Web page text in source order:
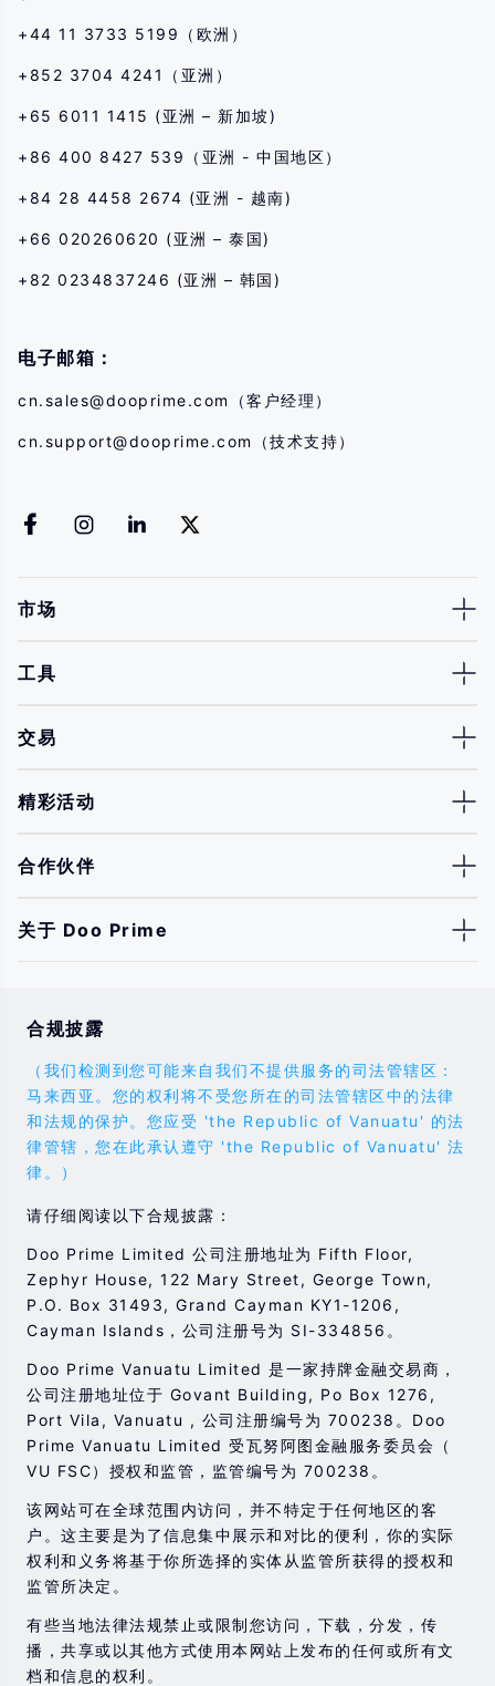
+44 11 3733 5199（欧洲）
+852 3704 4241（亚洲）
+65 6011 1415 (亚洲 – 新加坡)
+86 400 8427 539（亚洲 - 中国地区）
+84 28 4458 2674 (亚洲 - 越南)
+66 020260620 (亚洲 – 泰国)
+82 0234837246 (亚洲 – 韩国)
电子邮箱：
cn.sales@dooprime.com （客户经理）
cn.support@dooprime.com （技术支持）
市场
工具
交易
精彩活动
合作伙伴
关于 Doo Prime
合规披露
（我们检测到您可能来自我们不提供服务的司法管辖区：
马来西亚。您的权利将不受您所在的司法管辖区中的法律
和法规的保护。您应受 'the Republic of Vanuatu' 的法
律管辖，您在此承认遵守 'the Republic of Vanuatu' 法
律。）
请仔细阅读以下合规披露：
Doo Prime Limited 公司注册地址为 Fifth Floor,
Zephyr House, 122 Mary Street, George Town,
P.O. Box 31493, Grand Cayman KY1-1206,
Cayman Islands，公司注册号为 SI-334856。
Doo Prime Vanuatu Limited 是一家持牌金融交易商，
公司注册地址位于 Govant Building, Po Box 1276,
Port Vila, Vanuatu , 公司注册编号为 700238。Doo
Prime Vanuatu Limited 受瓦努阿图金融服务委员会（
VU FSC）授权和监管，监管编号为 700238。
该网站可在全球范围内访问，并不特定于任何地区的客
户。这主要是为了信息集中展示和对比的便利，你的实际
权利和义务将基于你所选择的实体从监管所获得的授权和
监管所决定。
有些当地法律法规禁止或限制您访问，下载，分发，传
播，共享或以其他方式使用本网站上发布的任何或所有文
档和信息的权利。